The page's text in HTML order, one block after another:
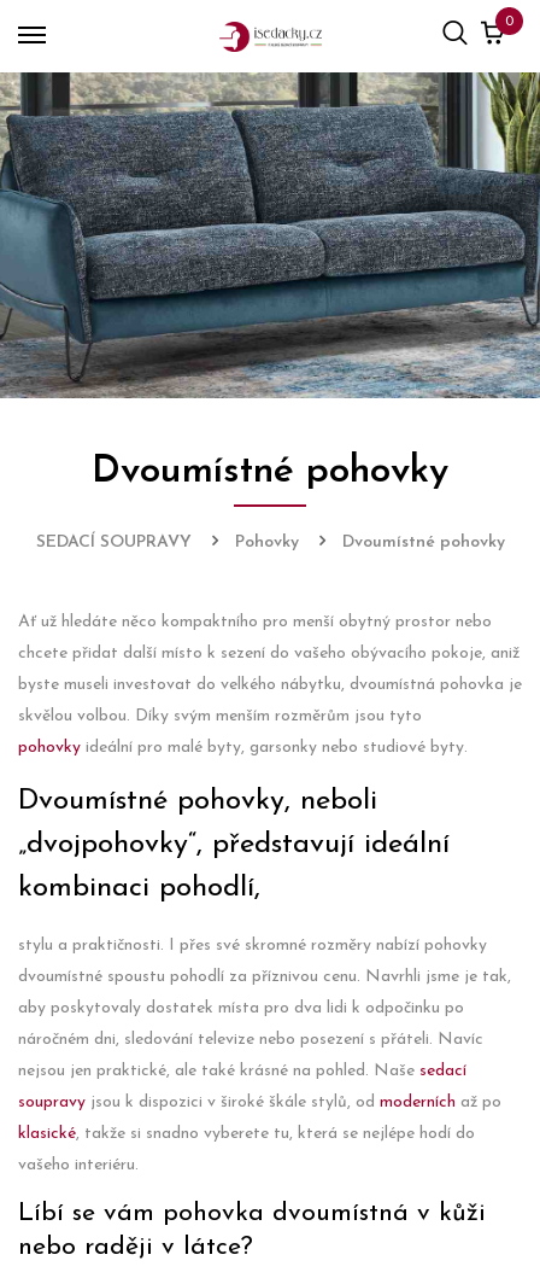
0
Dvoumístné pohovky
SEDACÍ SOUPRAVY Pohovky Dvoumístné pohovky
Ať už hledáte něco kompaktního pro menší obytný prostor nebo
chcete přidat další místo k sezení do vašeho obývacího pokoje, aniž
byste museli investovat do velkého nábytku, dvoumístná pohovka je
skvělou volbou. Díky svým menším rozměrům jsou tyto
pohovky ideální pro malé byty, garsonky nebo studiové byty.
Dvoumístné pohovky, neboli
„dvojpohovky“, představují ideální
kombinaci pohodlí,
stylu a praktičnosti. I přes své skromné rozměry nabízí pohovky
dvoumístné spoustu pohodlí za příznivou cenu. Navrhli jsme je tak,
aby poskytovaly dostatek místa pro dva lidi k odpočinku po
náročném dni, sledování televize nebo posezení s přáteli. Navíc
nejsou jen praktické, ale také krásné na pohled. Naše sedací
soupravy jsou k dispozici v široké škále stylů, od moderních až po
klasické, takže si snadno vyberete tu, která se nejlépe hodí do
vašeho interiéru.
Líbí se vám pohovka dvoumístná v kůži
nebo raději v látce?